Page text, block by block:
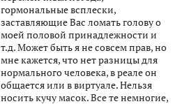
гормональные всплески,
заставляющие Вас ломать голову о
моей половой принадлежности и
т.д. Может быть я не совсем прав, но
мне кажется, что нет разницы для
нормального человека, в реале он
общается или в виртуале. Нельзя
носить кучу масок. Все те немногие,